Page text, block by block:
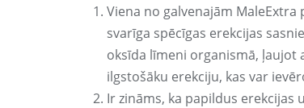
Viena no galvenajām
svarīga spēcīgas erekcijas
oksīda līmeni organismā, ļaujot
ilgstošāku erekciju, kas var
Ir zināms, ka papildus erekcijas